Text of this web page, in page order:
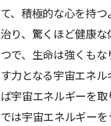
て、積極的な心を持
治り、驚くほど健康
つで、生命は強くも
す力となる宇宙エネ
ば宇宙エネルギーを
では宇宙エネルギー